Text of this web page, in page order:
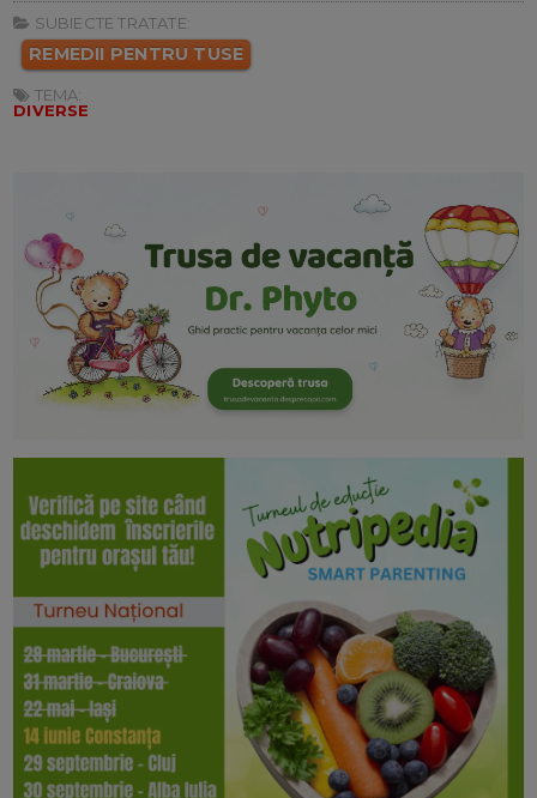
SUBIECTE TRATATE:
REMEDII PENTRU TUSE
TEMA:
DIVERSE